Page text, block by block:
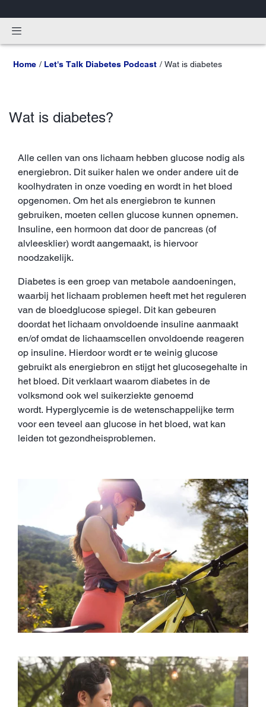
Home Let's Talk Diabetes Podcast Wat is diabetes
Wat is diabetes?
Alle cellen van ons lichaam hebben glucose nodig als
energiebron. Dit suiker halen we onder andere uit de
koolhydraten in onze voeding en wordt in het bloed
opgenomen. Om het als energiebron te kunnen
gebruiken, moeten cellen glucose kunnen opnemen.
Insuline, een hormoon dat door de pancreas (of
alvleesklier) wordt aangemaakt, is hiervoor
noodzakelijk.
Diabetes is een groep van metabole aandoeningen,
waarbij het lichaam problemen heeft met het reguleren
van de bloedglucose spiegel. Dit kan gebeuren
doordat het lichaam onvoldoende insuline aanmaakt
en/of omdat de lichaamscellen onvoldoende reageren
op insuline. Hierdoor wordt er te weinig glucose
gebruikt als energiebron en stijgt het glucosegehalte in
het bloed. Dit verklaart waarom diabetes in de
volksmond ook wel suikerziekte genoemd
wordt. Hyperglycemie is de wetenschappelijke term
voor een teveel aan glucose in het bloed, wat kan
leiden tot gezondheisproblemen.